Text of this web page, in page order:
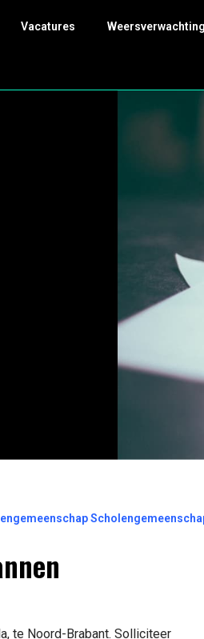
Vacatures Weersverwachting
te Noord-Brabant. Solliciteer